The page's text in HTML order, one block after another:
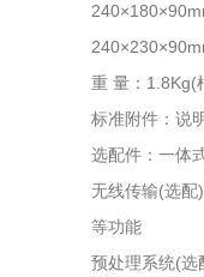
重 量：1.8Kg(
标准附件：说
选配件：一体
无线传输(选配
等功能
预处理系统(选